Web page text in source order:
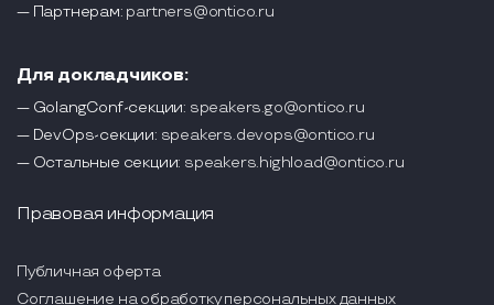
— Партнерам: partners@ontico.ru
Для докладчиков:
— GolangConf-секции: speakers.go@ontico.ru
— DevOps-секции: speakers.devops@ontico.ru
— Остальные секции: speakers.highload@ontico.ru
Правовая информация
Публичная оферта
Соглашение на обработку персональных данных